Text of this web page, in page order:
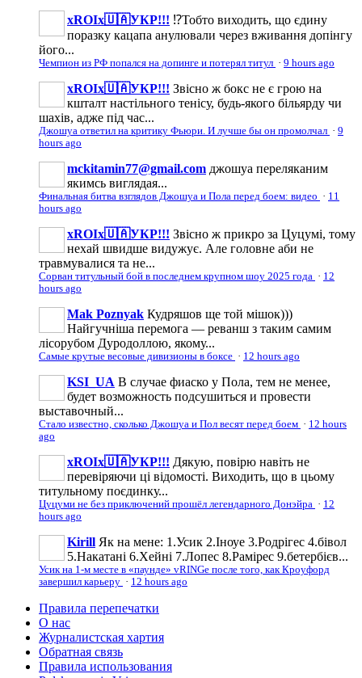
xROIx🇺🇦УКР!!! ⁉️Тобто виходить, що єдину
поразку кацапа анулювали через вживання допінгу
його...
Чемпион из РФ попался на допинге и потерял титул · 9 hours ago
xROIx🇺🇦УКР!!! Звісно ж бокс не є грою на
кшталт настільного тенісу, будь-якого більярду чи
шахів, адже під час...
Джошуа ответил на критику Фьюри. И лучше бы он промолчал · 9
hours ago
mckitamin77@gmail.com джошуа переляканим
якимсь виглядая...
Финальная битва взглядов Джошуа и Пола перед боем: видео · 11
hours ago
xROIx🇺🇦УКР!!! Звісно ж прикро за Цуцумі, тому
нехай швидше видужує. Але головне аби не
травмувалися та не...
Сорван титульный бой в последнем крупном шоу 2025 года · 12
hours ago
Mak Poznyak Кудряшов ще той мішок)))
Найгучніша перемога — реванш з таким самим
лісорубом Дуродоллою, якому...
Самые крутые весовые дивизионы в боксе · 12 hours ago
KSI_UA В случае фиаско у Пола, тем не менее,
будет возможность подсушиться и провести
выставочный...
Стало известно, сколько Джошуа и Пол весят перед боем · 12 hours
ago
xROIx🇺🇦УКР!!! Дякую, повірю навіть не
перевіряючи ці відомості. Виходить, що в цьому
титульному поєдинку...
Цуцуми не без приключений прошёл легендарного Донэйра · 12
hours ago
Kirill Як на мене: 1.Усик 2.Іноуе 3.Родрігес 4.бівол
5.Накатані 6.Хейні 7.Лопес 8.Рамірес 9.бетербієв...
Усик на 1-м месте в «паунде» vRINGe после того, как Кроуфорд
завершил карьеру · 12 hours ago
Правила перепечатки
О нас
Журналистская хартия
Обратная связь
Правила использования